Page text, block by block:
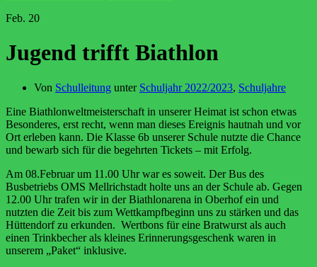
Feb. 20
Jugend trifft Biathlon
Von Schulleitung unter Schuljahr 2022/2023, Schuljahre
Eine Biathlonweltmeisterschaft in unserer Heimat ist schon etwas
Besonderes, erst recht, wenn man dieses Ereignis hautnah und vor
Ort erleben kann. Die Klasse 6b unserer Schule nutzte die Chance
und bewarb sich für die begehrten Tickets – mit Erfolg.
Am 08.Februar um 11.00 Uhr war es soweit. Der Bus des
Busbetriebs OMS Mellrichstadt holte uns an der Schule ab. Gegen
12.00 Uhr trafen wir in der Biathlonarena in Oberhof ein und
nutzten die Zeit bis zum Wettkampfbeginn uns zu stärken und das
Hüttendorf zu erkunden. Wertbons für eine Bratwurst als auch
einen Trinkbecher als kleines Erinnerungsgeschenk waren in
unserem „Paket“ inklusive.